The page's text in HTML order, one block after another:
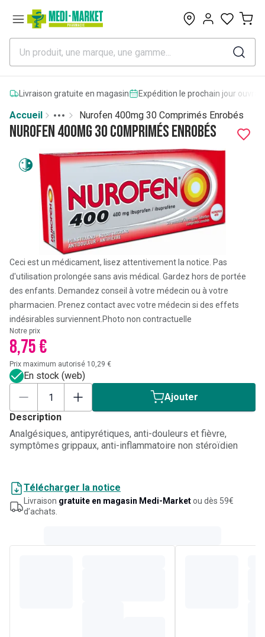
0
Livraison gratuite en magasin Expédition le prochain jour
Accueil
More
Toggle menu
Nurofen 400mg 30 Comprimés Enrobés
Nurofen 400mg 30 Comprimés Enrobés
Ceci est un médicament, lisez attentivement la notice. Pas
d'utilisation prolongée sans avis médical. Gardez hors de portée
des enfants. Demandez conseil à votre médecin ou à votre
pharmacien. Prenez contact avec votre médecin si des effets
indésirables surviennent. Photo non contractuelle
Notre prix
8,75 €
Prix maximum autorisé 10,29 €
En stock (web)
Ajouter
Description
Analgésiques, antipyrétiques, anti-douleurs et fièvre,
symptômes grippaux, anti-inflammatoire non stéroïdien
Télécharger la notice
Livraison gratuite en magasin Medi-Marketou dès 59€
d’achats.